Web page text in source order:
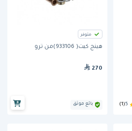
5
(1)
متوفر
هينج كيت( 933106)من ترو
270
بائع موثق